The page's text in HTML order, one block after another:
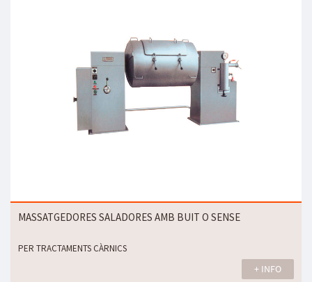
MASSATGEDORES SALADORES AMB BUIT O SENSE
PER TRACTAMENTS CÀRNICS
+ INFO